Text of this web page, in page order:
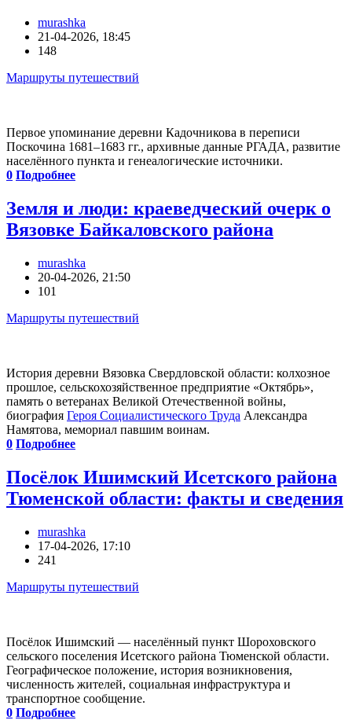
murashka
21-04-2026, 18:45
148
Маршруты путешествий
Первое упоминание деревни Кадочникова в переписи
Поскочина 1681–1683 гг., архивные данные РГАДА, развитие
населённого пункта и генеалогические источники.
0 Подробнее
Земля и люди: краеведческий очерк о
Вязовке Байкаловского района
murashka
20-04-2026, 21:50
101
Маршруты путешествий
История деревни Вязовка Свердловской области: колхозное
прошлое, сельскохозяйственное предприятие «Октябрь»,
память о ветеранах Великой Отечественной войны,
биография Героя Социалистического Труда Александра
Намятова, мемориал павшим воинам.
0 Подробнее
Посёлок Ишимский Исетского района
Тюменской области: факты и сведения
murashka
17-04-2026, 17:10
241
Маршруты путешествий
Посёлок Ишимский — населённый пункт Шороховского
сельского поселения Исетского района Тюменской области.
Географическое положение, история возникновения,
численность жителей, социальная инфраструктура и
транспортное сообщение.
0 Подробнее